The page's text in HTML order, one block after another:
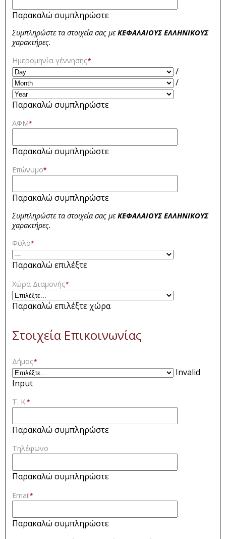
Παρακαλώ συμπληρώστε
Συμπληρώστε τα στοιχεία σας μεΚΕΦΑΛΑΙΟΥΣ ΕΛΛΗΝΙΚΟΥΣ
χαρακτήρες.
Ημερομηνία γέννησης*
/
/
Παρακαλώ συμπληρώστε
ΑΦΜ*
Παρακαλώ συμπληρώστε
Επώνυμο*
Παρακαλώ συμπληρώστε
Συμπληρώστε τα στοιχεία σας μεΚΕΦΑΛΑΙΟΥΣ ΕΛΛΗΝΙΚΟΥΣ
χαρακτήρες.
Φύλο*
Παρακαλώ επιλέξτε
Χώρα Διαμονής*
Παρακαλώ επιλέξτε χώρα
Στοιχεία Επικοινωνίας
Δήμος*
Invalid
Input
Τ. Κ.*
Παρακαλώ συμπληρώστε
Τηλέφωνο
Παρακαλώ συμπληρώστε
Email*
Παρακαλώ συμπληρώστε